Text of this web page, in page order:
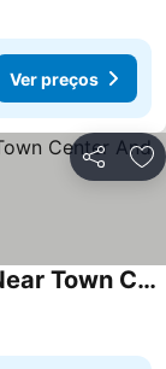
Ver preços
Partilhar
Rental House Paimpol Seaside Near Town Center And Port